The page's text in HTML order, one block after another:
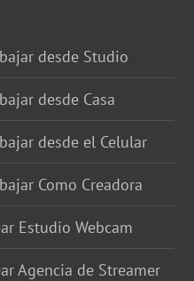
desde Studio
desde Casa
desde el Celular
Como Creadora
Estudio Webcam
Agencia de Streamer